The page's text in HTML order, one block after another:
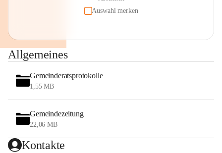
Auswahl merken
Allgemeines
Gemeinderatsprotokolle
1,55 MB
Gemeindezeitung
22,06 MB
Kontakte